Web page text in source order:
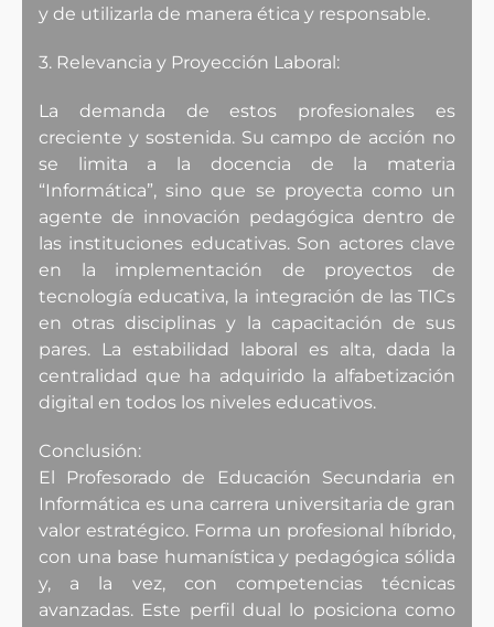
y de utilizarla de manera ética y responsable.
3. Relevancia y Proyección Laboral:
La demanda de estos profesionales es
creciente y sostenida. Su campo de acción no
se limita a la docencia de la materia
“Informática”, sino que se proyecta como un
agente de innovación pedagógica dentro de
las instituciones educativas. Son actores clave
en la implementación de proyectos de
tecnología educativa, la integración de las TICs
en otras disciplinas y la capacitación de sus
pares. La estabilidad laboral es alta, dada la
centralidad que ha adquirido la alfabetización
digital en todos los niveles educativos.
Conclusión:
El Profesorado de Educación Secundaria en
Informática es una carrera universitaria de gran
valor estratégico. Forma un profesional híbrido,
con una base humanística y pedagógica sólida
y, a la vez, con competencias técnicas
avanzadas. Este perfil dual lo posiciona como